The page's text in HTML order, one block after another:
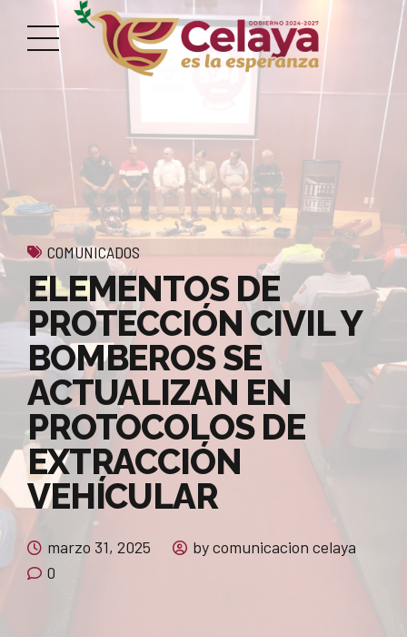
COMUNICADOS
ELEMENTOS DE
PROTECCIÓN CIVIL Y
BOMBEROS SE
ACTUALIZAN EN
PROTOCOLOS DE
EXTRACCIÓN
VEHÍCULAR
marzo 31, 2025
by comunicacion celaya
0